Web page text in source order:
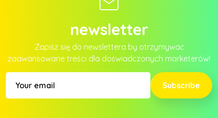
newsletter
Zapisz się do newslettera by otrzymywać
zaawansowane treści dla doświadczonych marketerów!
Subscribe